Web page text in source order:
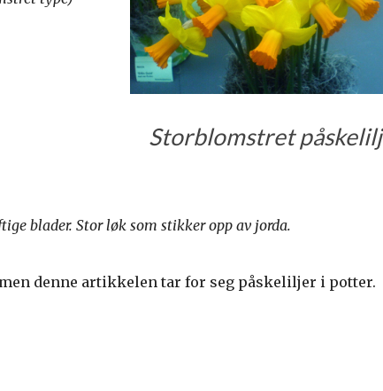
Storblomstret
blader. Stor løk som stikker opp av jorda.
denne artikkelen tar for seg påskeliljer i potter.